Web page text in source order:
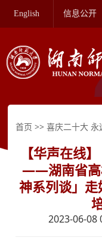
English 信息公开
首页 >>喜庆二十大 永
【华声在线
——湖南省高
神系列谈」
2023-06-08